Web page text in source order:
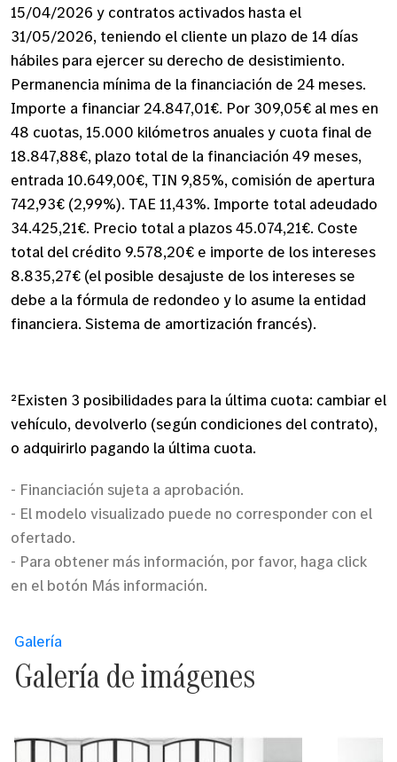
15/04/2026 y contratos activados hasta el
31/05/2026, teniendo el cliente un plazo de 14 días
hábiles para ejercer su derecho de desistimiento.
Permanencia mínima de la financiación de 24 meses.
Importe a financiar 24.847,01€. Por 309,05€ al mes en
48 cuotas, 15.000 kilómetros anuales y cuota final de
18.847,88€, plazo total de la financiación 49 meses,
entrada 10.649,00€, TIN 9,85%, comisión de apertura
742,93€ (2,99%). TAE 11,43%. Importe total adeudado
34.425,21€. Precio total a plazos 45.074,21€. Coste
total del crédito 9.578,20€ e importe de los intereses
8.835,27€ (el posible desajuste de los intereses se
debe a la fórmula de redondeo y lo asume la entidad
financiera. Sistema de amortización francés).
²Existen 3 posibilidades para la última cuota: cambiar el
vehículo, devolverlo (según condiciones del contrato),
o adquirirlo pagando la última cuota.
- Financiación sujeta a aprobación.
- El modelo visualizado puede no corresponder con el
ofertado.
- Para obtener más información, por favor, haga click
en el botón Más información.
Galería
Galería de imágenes